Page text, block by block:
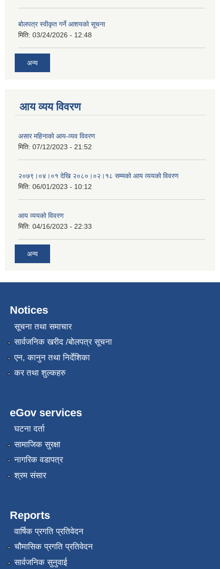
बोलपत्र स्वीकृत गर्ने आशयको सूचना
मिति: 03/24/2026 - 12:48
अन्य
आय व्यय विवरण
असार महिनाको आय-व्यव विवरण
मिति: 07/12/2023 - 21:52
२०७९।०४।०१ देखि २०८०।०२।१८ सम्मको आय व्ययको विवरण
मिति: 06/01/2023 - 10:12
आय व्ययको विवरण
मिति: 04/16/2023 - 22:33
अन्य
Notices
सूचना तथा समाचार
सार्वजनिक खरीद /बोलपत्र सूचना
एन, कानुन तथा निर्देशिका
कर तथा शुल्कहरु
eGov services
घटना दर्ता
सामाजिक सुरक्षा
नागरिक वडापत्र
श्रम संसार
Reports
वार्षिक प्रगति प्रतिवेदन
चौमासिक प्रगति प्रतिवेदन
सार्वजनिक सुनुवाई